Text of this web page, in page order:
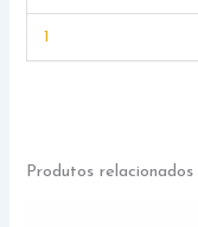
1
Produtos relacionados